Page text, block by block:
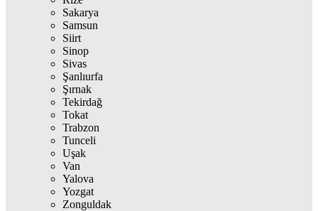
Sakarya
Samsun
Siirt
Sinop
Sivas
Şanlıurfa
Şırnak
Tekirdağ
Tokat
Trabzon
Tunceli
Uşak
Van
Yalova
Yozgat
Zonguldak